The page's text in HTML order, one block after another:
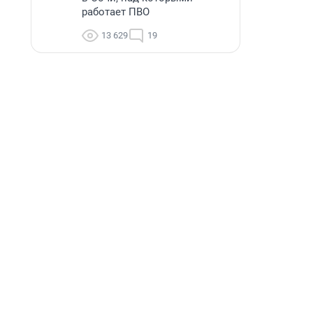
работает ПВО
13 629 19